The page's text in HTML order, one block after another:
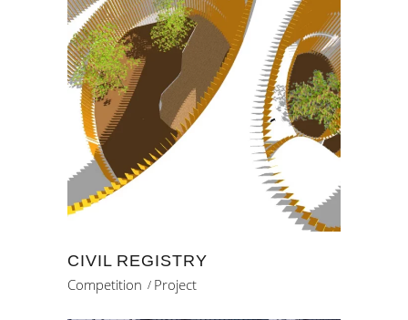
CIVIL REGISTRY
Competition
Project